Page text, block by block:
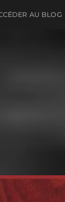
AU BLOG